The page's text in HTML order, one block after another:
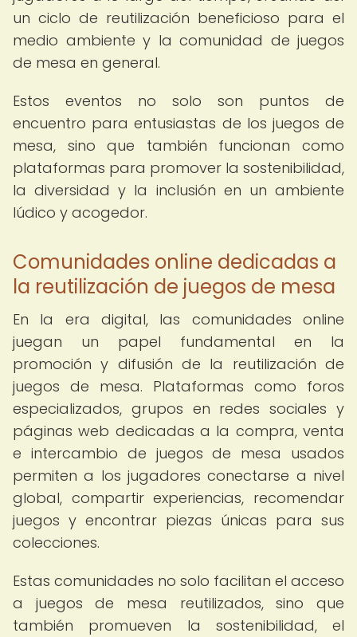
un ciclo de reutilización beneficioso para el
medio ambiente y la comunidad de juegos
de mesa en general.
Estos eventos no solo son puntos de
encuentro para entusiastas de los juegos de
mesa, sino que también funcionan como
plataformas para promover la sostenibilidad,
la diversidad y la inclusión en un ambiente
lúdico y acogedor.
Comunidades online dedicadas a
la reutilización de juegos de mesa
En la era digital, las comunidades online
juegan un papel fundamental en la
promoción y difusión de la reutilización de
juegos de mesa. Plataformas como foros
especializados, grupos en redes sociales y
páginas web dedicadas a la compra, venta
e intercambio de juegos de mesa usados
permiten a los jugadores conectarse a nivel
global, compartir experiencias, recomendar
juegos y encontrar piezas únicas para sus
colecciones.
Estas comunidades no solo facilitan el acceso
a juegos de mesa reutilizados, sino que
también promueven la sostenibilidad, el